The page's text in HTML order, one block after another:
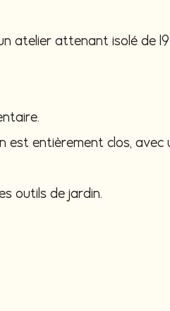
atelier attenant isolé de
entièrement clos,
outils de jardin.